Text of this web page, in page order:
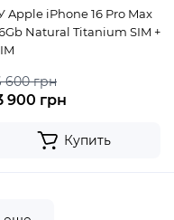
Apple iPhone 16 Pro Max
Natural Titanium SIM +
600 грн
900 грн
Купить